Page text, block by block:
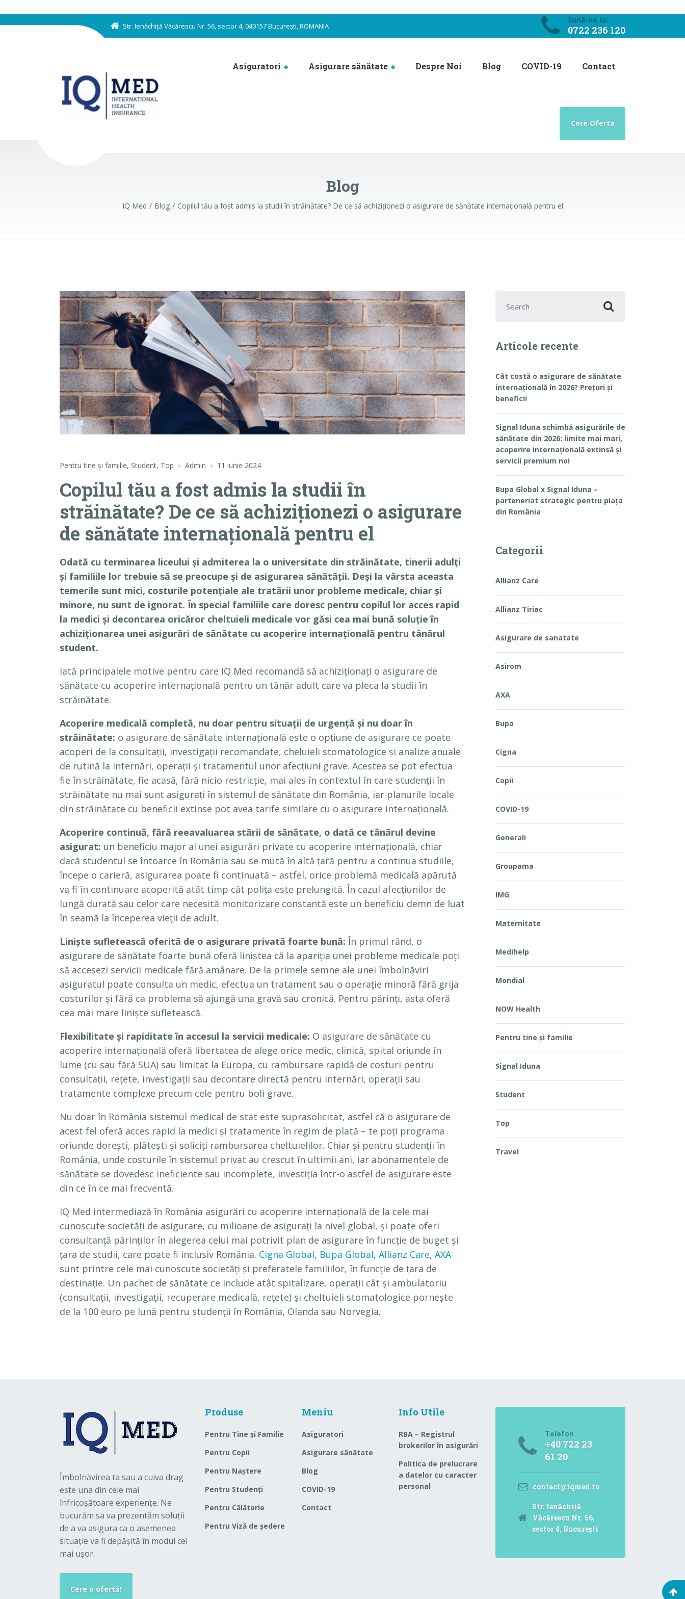
Str. Ienăchiță Văcărescu Nr. 56, sector 4, 040157 București, ROMANIA
Sună-ne la:
0722 236 120
Asiguratori Asigurare sănătate Despre Noi Blog COVID-19 Contact
Cere Oferta
Blog
IQ Med Blog Copilul tău a fost admis la studii în străinătate? De ce să achiziționezi o asigurare de sănătate internațională pentru el
Pentru tine și familie, Student, Top Admin 11 iunie 2024
Copilul tău a fost admis la studii în
străinătate? De ce să achiziționezi o asigurare
de sănătate internațională pentru el
Odată cu terminarea liceului și admiterea la o universitate din străinătate, tinerii adulți
și familiile lor trebuie să se preocupe și de asigurarea sănătății. Deși la vârsta aceasta
temerile sunt mici, costurile potențiale ale tratării unor probleme medicale, chiar și
minore, nu sunt de ignorat. În special familiile care doresc pentru copilul lor acces rapid
la medici și decontarea oricăror cheltuieli medicale vor găsi cea mai bună soluție în
achiziționarea unei asigurări de sănătate cu acoperire internațională pentru tânărul
student.
Iată principalele motive pentru care IQ Med recomandă să achiziționați o asigurare de
sănătate cu acoperire internațională pentru un tânăr adult care va pleca la studii în
străinătate.
Acoperire medicală completă, nu doar pentru situații de urgență și nu doar în
străinătate: o asigurare de sănătate internațională este o opțiune de asigurare ce poate
acoperi de la consultații, investigații recomandate, cheluieli stomatologice și analize anuale
de rutină la internări, operații și tratamentul unor afecțiuni grave. Acestea se pot efectua
fie în străinătate, fie acasă, fără nicio restricție, mai ales în contextul în care studenții în
străinătate nu mai sunt asigurați în sistemul de sănătate din România, iar planurile locale
din străinătate cu beneficii extinse pot avea tarife similare cu o asigurare internațională.
Acoperire continuă, fără reeavaluarea stării de sănătate, o dată ce tânărul devine
asigurat: un beneficiu major al unei asigurări private cu acoperire internațională, chiar
dacă studentul se întoarce în România sau se mută în altă țară pentru a continua studiile,
începe o carieră, asigurarea poate fi continuată – astfel, orice problemă medicală apărută
va fi în continuare acoperită atât timp cât polița este prelungită. În cazul afecțiunilor de
lungă durată sau celor care necesită monitorizare constantă este un beneficiu demn de luat
în seamă la începerea vieții de adult.
Liniște sufletească oferită de o asigurare privată foarte bună: În primul rând, o
asigurare de sănătate foarte bună oferă liniștea că la apariția unei probleme medicale poți
să accesezi servicii medicale fără amânare. De la primele semne ale unei îmbolnăviri
asiguratul poate consulta un medic, efectua un tratament sau o operație minoră fără grija
costurilor și fără ca problema să ajungă una gravă sau cronică. Pentru părinți, asta oferă
cea mai mare liniște sufletească.
Flexibilitate și rapiditate în accesul la servicii medicale: O asigurare de sănătate cu
acoperire internațională oferă libertatea de alege orice medic, clinică, spital oriunde în
lume (cu sau fără SUA) sau limitat la Europa, cu rambursare rapidă de costuri pentru
consultații, rețete, investigații sau decontare directă pentru internări, operații sau
tratamente complexe precum cele pentru boli grave.
Nu doar în România sistemul medical de stat este suprasolicitat, astfel că o asigurare de
acest fel oferă acces rapid la medici și tratamente în regim de plată – te poți programa
oriunde dorești, plătești și soliciți rambursarea cheltuielilor. Chiar și pentru studenții în
România, unde costurile în sistemul privat au crescut în ultimii ani, iar abonamentele de
sănătate se dovedesc ineficiente sau incomplete, investiția într-o astfel de asigurare este
din ce în ce mai frecventă.
IQ Med intermediază în România asigurări cu acoperire internațională de la cele mai
cunoscute societăți de asigurare, cu milioane de asigurați la nivel global, și poate oferi
consultanță părinților în alegerea celui mai potrivit plan de asigurare în funcție de buget și
țara de studii, care poate fi inclusiv România. Cigna Global, Bupa Global, Allianz Care, AXA
sunt printre cele mai cunoscute societăți și preferatele familiilor, în funcție de țara de
destinație. Un pachet de sănătate ce include atât spitalizare, operații cât și ambulatoriu
(consultații, investigații, recuperare medicală, rețete) și cheltuieli stomatologice pornește
de la 100 euro pe lună pentru studenții în România, Olanda sau Norvegia.
Articole recente
Cât costă o asigurare de sănătate
internațională în 2026? Prețuri și
beneficii
Signal Iduna schimbă asigurările de
sănătate din 2026: limite mai mari,
acoperire internațională extinsă și
servicii premium noi
Bupa Global x Signal Iduna –
parteneriat strategic pentru piața
din România
Categorii
Allianz Care
Allianz Tiriac
Asigurare de sanatate
Asirom
AXA
Bupa
Cigna
Copii
COVID-19
Generali
Groupama
IMG
Maternitate
Medihelp
Mondial
NOW Health
Pentru tine și familie
Signal Iduna
Student
Top
Travel
Îmbolnăvirea ta sau a cuiva drag
este una din cele mai
înfricoșătoare experiențe. Ne
bucurăm sa va prezentăm soluții
de a va asigura ca o asemenea
situație va fi depășită în modul cel
mai ușor.
Cere o ofertă!
Produse
Pentru Tine și Familie
Pentru Copii
Pentru Naștere
Pentru Studenți
Pentru Călătorie
Pentru Viză de ședere
Meniu
Asiguratori
Asigurare sănătate
Blog
COVID-19
Contact
Info Utile
RBA – Registrul
brokerilor în asigurări
Politica de prelucrare
a datelor cu caracter
personal
Telefon
+40 722 23
61 20
contact@iqmed.ro
Str. Ienăchiță
Văcărescu Nr. 56,
sector 4, București